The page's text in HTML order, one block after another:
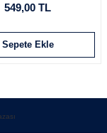
549,00 TL
Sepete Ekle